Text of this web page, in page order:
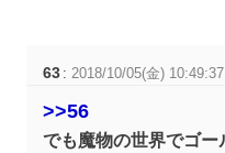
63 : 2018/10/05(金)
>>56
でも魔物の世界でゴー